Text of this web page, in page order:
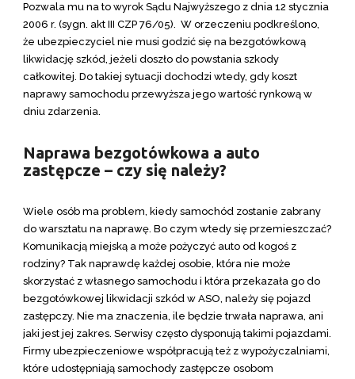
Pozwala mu na to wyrok Sądu Najwyższego z dnia 12 stycznia
2006 r. (sygn. akt III CZP 76/05). W orzeczeniu podkreślono,
że ubezpieczyciel nie musi godzić się na bezgotówkową
likwidację szkód, jeżeli doszło do powstania szkody
całkowitej. Do takiej sytuacji dochodzi wtedy, gdy koszt
naprawy samochodu przewyższa jego wartość rynkową w
dniu zdarzenia.
Naprawa bezgotówkowa a auto
zastępcze – czy się należy?
Wiele osób ma problem, kiedy samochód zostanie zabrany
do warsztatu na naprawę. Bo czym wtedy się przemieszczać?
Komunikacją miejską a może pożyczyć auto od kogoś z
rodziny? Tak naprawdę każdej osobie, która nie może
skorzystać z własnego samochodu i która przekazała go do
bezgotówkowej likwidacji szkód w ASO, należy się pojazd
zastępczy. Nie ma znaczenia, ile będzie trwała naprawa, ani
jaki jest jej zakres. Serwisy często dysponują takimi pojazdami.
Firmy ubezpieczeniowe współpracują też z wypożyczalniami,
które udostępniają samochody zastępcze osobom